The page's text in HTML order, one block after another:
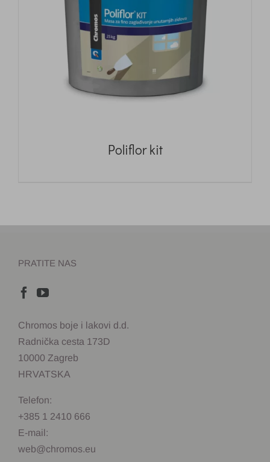
Poliflor kit
PRATITE NAS
Chromos boje i lakovi d.d.
Radnička cesta 173D
10000 Zagreb
HRVATSKA
Telefon:
+385 1 2410 666
E-mail:
web@chromos.eu